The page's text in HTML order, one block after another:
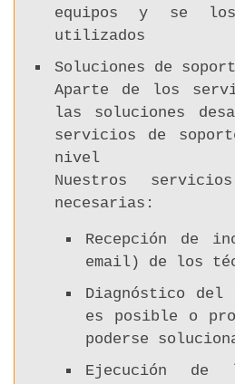
equipos y se
utilizados
Soluciones de
Aparte de los
las soluciones
servicios de
nivel
Nuestros
necesarias:
Recepción de
email) de los
Diagnóstico del
es posible o
poderse
Ejecución de